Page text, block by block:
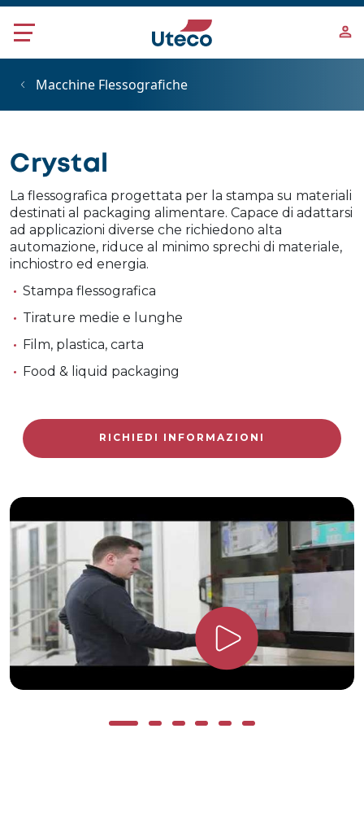
Salta al contenuto principale
Macchine Flessografiche
Crystal
La flessografica progettata per la stampa su materiali
destinati al packaging alimentare. Capace di adattarsi
ad applicazioni diverse che richiedono alta
automazione, riduce al minimo sprechi di materiale,
inchiostro ed energia.
Stampa flessografica
Tirature medie e lunghe
Film, plastica, carta
Food & liquid packaging
RICHIEDI INFORMAZIONI